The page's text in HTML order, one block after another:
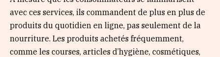
avec ces services, ils commandent de plus en plus de
produits du quotidien en ligne, pas seulement de la
nourriture. Les produits achetés fréquemment,
comme les courses, articles d’hygiène, cosmétiques,